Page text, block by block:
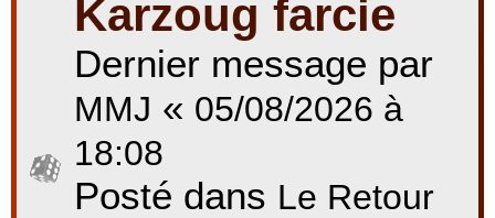
Karzoug farcie
Dernier message par
MMJ « 05/08/2026 à
18:08
Posté dans Le Retour